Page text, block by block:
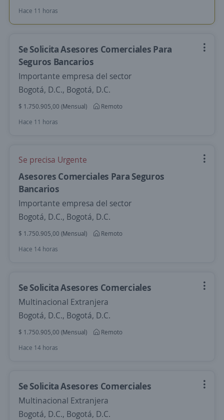
Hace 11 horas
Se Solicita Asesores Comerciales Para
Seguros Bancarios
Importante empresa del sector
Bogotá, D.C., Bogotá, D.C.
$ 1.750.905,00 (Mensual)
Remoto
Hace 11 horas
Se precisa Urgente
Asesores Comerciales Para Seguros
Bancarios
Importante empresa del sector
Bogotá, D.C., Bogotá, D.C.
$ 1.750.905,00 (Mensual)
Remoto
Hace 14 horas
Se Solicita Asesores Comerciales
Multinacional Extranjera
Bogotá, D.C., Bogotá, D.C.
$ 1.750.905,00 (Mensual)
Remoto
Hace 14 horas
Se Solicita Asesores Comerciales
Multinacional Extranjera
Bogotá, D.C., Bogotá, D.C.